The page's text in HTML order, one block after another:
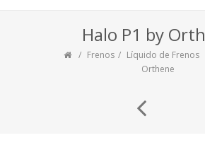
Halo P1 by
Frenos Líquido de Frenos
Orthene